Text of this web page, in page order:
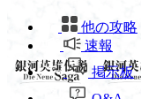
他の攻略
速報
掲示板